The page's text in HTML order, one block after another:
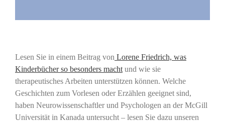
Lesen Sie in einem Beitrag von Lorene Friedrich, was
Kinderbücher so besonders macht und wie sie
therapeutisches Arbeiten unterstützen können. Welche
Geschichten zum Vorlesen oder Erzählen geeignet sind,
haben Neurowissenschaftler und Psychologen an der McGill
Universität in Kanada untersucht – lesen Sie dazu unseren